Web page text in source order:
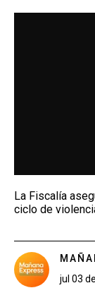
La Fiscalía
ciclo de
jul 03